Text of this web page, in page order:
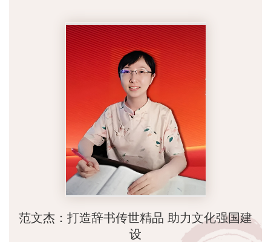
范文杰：打造辞书传世精品 助力文化强国建
设